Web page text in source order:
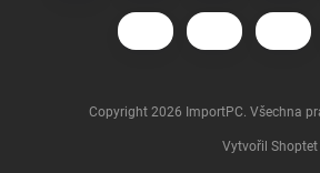
Vytvořil Shoptet
Copyright 2026 ImportPC. Všechna